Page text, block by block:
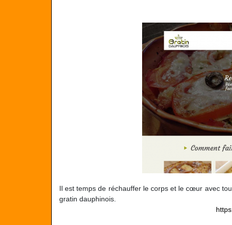
Il est temps de réchauffer le corps et le cœur avec
gratin dauphinois.